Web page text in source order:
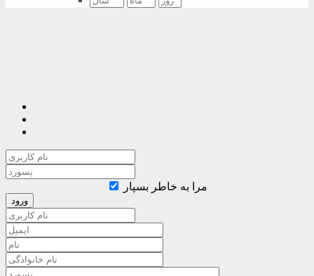
مرا به خاطر بسپار